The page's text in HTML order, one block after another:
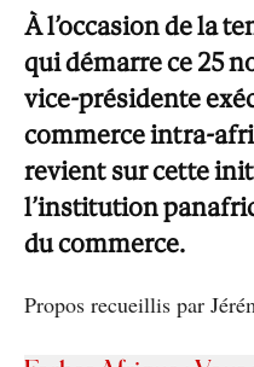
À l’occasion de la
qui démarre ce 25
vice-présidente
commerce intra-
revient sur cette
l’institution
du commerce.
Propos recueillis par